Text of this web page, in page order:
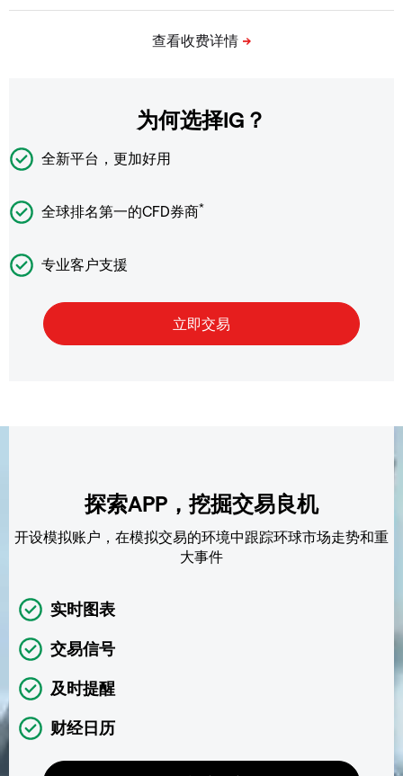
为何选择IG？
全新平台，更加好用
全球排名第一的CFD券商*
专业客户支援
探索APP，挖掘交易良机
开设模拟账户，在模拟交易的环境中跟踪环球市场走势和重
大事件
实时图表
交易信号
及时提醒
财经日历